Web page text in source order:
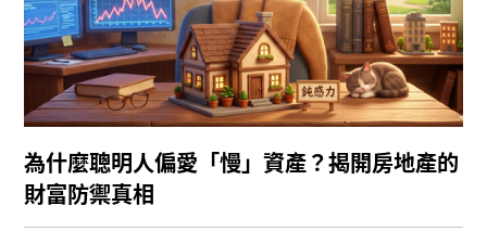
為什麼聰明人偏愛「慢」資產？揭開房地產的
財富防禦真相